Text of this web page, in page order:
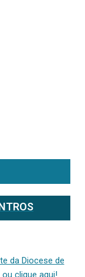
da Diocese de
clique aqui!